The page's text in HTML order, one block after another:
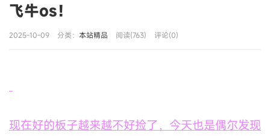
飞牛os！
2025-10-09 分类： 本站精品 阅读(763) 评论(0)
现在好的板子越来越不好捡了，今天也是偶尔发现